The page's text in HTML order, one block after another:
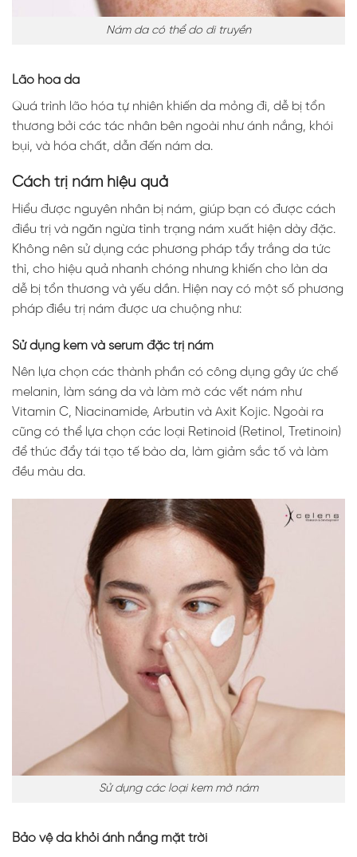
Nám da có thể do di truyền
Lão hóa da
Quá trình lão hóa tự nhiên khiến da mỏng đi, dễ bị tổn
thương bởi các tác nhân bên ngoài như ánh nắng, khói
bụi, và hóa chất, dẫn đến nám da.
Cách trị nám hiệu quả
Hiểu được nguyên nhân bị nám, giúp bạn có được cách
điều trị và ngăn ngừa tình trạng nám xuất hiện dày đặc.
Không nên sử dụng các phương pháp tẩy trắng da tức
thì, cho hiệu quả nhanh chóng nhưng khiến cho làn da
dễ bị tổn thương và yếu dần. Hiện nay có một số phương
pháp điều trị nám được ưa chuộng như:
Sử dụng kem và serum đặc trị nám
Nên lựa chọn các thành phần có công dụng gây ức chế
melanin, làm sáng da và làm mờ các vết nám như
Vitamin C, Niacinamide, Arbutin và Axit Kojic. Ngoài ra
cũng có thể lựa chọn các loại Retinoid (Retinol, Tretinoin)
để thúc đẩy tái tạo tế bào da, làm giảm sắc tố và làm
đều màu da.
Sử dụng các loại kem mờ nám
Bảo vệ da khỏi ánh nắng mặt trời